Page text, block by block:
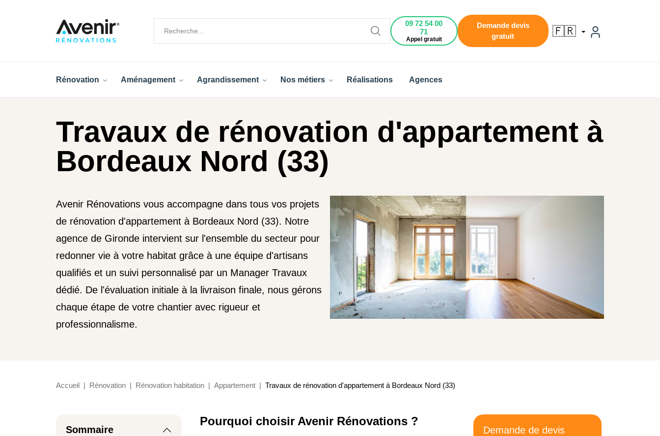
09 72 54 00
71
Appel gratuit
Demande devis
gratuit
🇫🇷
Rénovation Aménagement Agrandissement Nos métiers Réalisations Agences
Travaux de rénovation d'appartement à
Bordeaux Nord (33)
Avenir Rénovations vous accompagne dans tous vos projets
de rénovation d'appartement à Bordeaux Nord (33). Notre
agence de Gironde intervient sur l'ensemble du secteur pour
redonner vie à votre habitat grâce à une équipe d'artisans
qualifiés et un suivi personnalisé par un Manager Travaux
dédié. De l'évaluation initiale à la livraison finale, nous gérons
chaque étape de votre chantier avec rigueur et
professionnalisme.
Accueil Rénovation Rénovation habitation Appartement Travaux de rénovation d'appartement à Bordeaux Nord (33)
Sommaire
Pourquoi choisir Avenir Rénovations ?
Demande de devis